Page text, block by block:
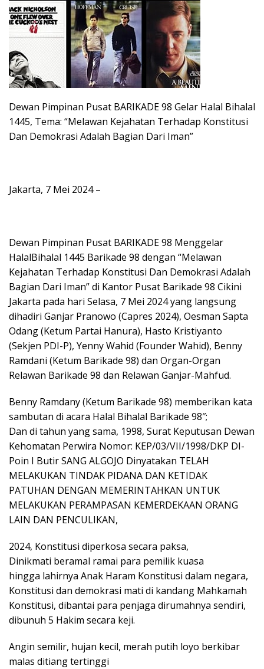
Dewan Pimpinan Pusat BARIKADE 98 Gelar Halal Bihalal
1445, Tema: “Melawan Kejahatan Terhadap Konstitusi
Dan Demokrasi Adalah Bagian Dari Iman”
Jakarta, 7 Mei 2024 –
Dewan Pimpinan Pusat BARIKADE 98 Menggelar
HalalBihalal 1445 Barikade 98 dengan “Melawan
Kejahatan Terhadap Konstitusi Dan Demokrasi Adalah
Bagian Dari Iman” di Kantor Pusat Barikade 98 Cikini
Jakarta pada hari Selasa, 7 Mei 2024 yang langsung
dihadiri Ganjar Pranowo (Capres 2024), Oesman Sapta
Odang (Ketum Partai Hanura), Hasto Kristiyanto
(Sekjen PDI-P), Yenny Wahid (Founder Wahid), Benny
Ramdani (Ketum Barikade 98) dan Organ-Organ
Relawan Barikade 98 dan Relawan Ganjar-Mahfud.
Benny Ramdany (Ketum Barikade 98) memberikan kata
sambutan di acara Halal Bihalal Barikade 98″;
Dan di tahun yang sama, 1998, Surat Keputusan Dewan
Kehomatan Perwira Nomor: KEP/03/VII/1998/DKP DI-
Poin I Butir SANG ALGOJO Dinyatakan TELAH
MELAKUKAN TINDAK PIDANA DAN KETIDAK
PATUHAN DENGAN MEMERINTAHKAN UNTUK
MELAKUKAN PERAMPASAN KEMERDEKAAN ORANG
LAIN DAN PENCULIKAN,
2024, Konstitusi diperkosa secara paksa,
Dinikmati beramal ramai para pemilik kuasa
hingga lahirnya Anak Haram Konstitusi dalam negara,
Konstitusi dan demokrasi mati di kandang Mahkamah
Konstitusi, dibantai para penjaga dirumahnya sendiri,
dibunuh 5 Hakim secara keji.
Angin semilir, hujan kecil, merah putih loyo berkibar
malas ditiang tertinggi